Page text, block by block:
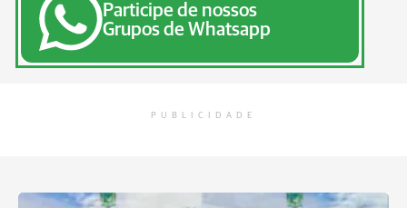
Participe de nossos
Grupos de Whatsapp
PUBLICIDADE